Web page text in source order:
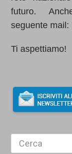
futuro.
seguente
Ti aspettiamo!
Search